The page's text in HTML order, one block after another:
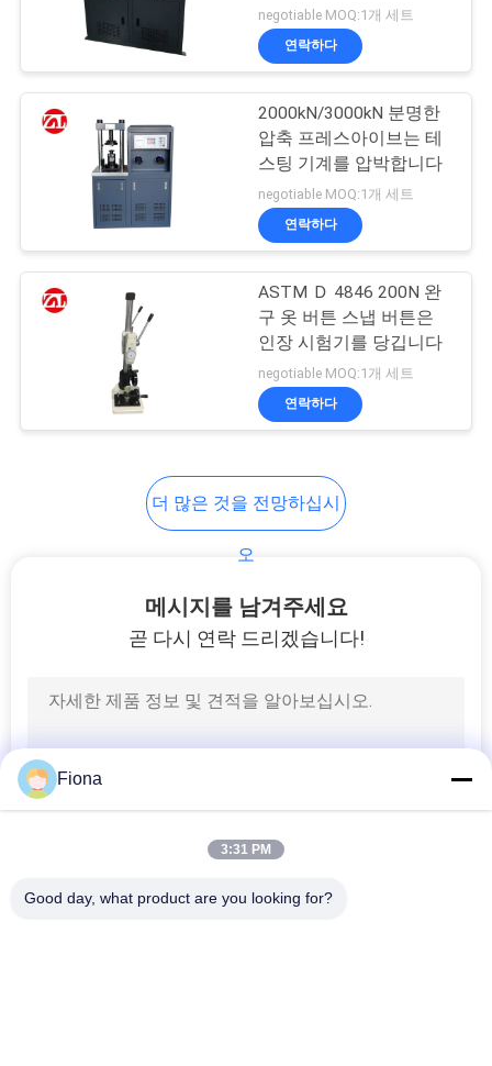
VR
SHOW
이
PRIVACY
포장 시험 장비
105
헬멧 시험기
51
직물 시험기
케이블 시험기
negotiable MOQ:1개 세트
연락하다
2000kN/3000kN 분명한
압축 프레스아이브는 테
스팅 기계를 압박합니다
negotiable MOQ:1개 세트
연락하다
ASTM Ｄ 4846 200N 완
구 옷 버튼 스냅 버튼은
인장 시험기를 당깁니다
negotiable MOQ:1개 세트
연락하다
더 많은 것을 전망하십시
오
메시지를 남겨주세요
곧 다시 연락 드리겠습니다!
Fiona
3:31 PM
Good day, what product are you looking for?